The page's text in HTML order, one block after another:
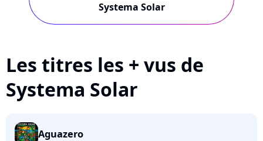
Systema Solar
Les titres les + vus de
Systema Solar
Aguazero